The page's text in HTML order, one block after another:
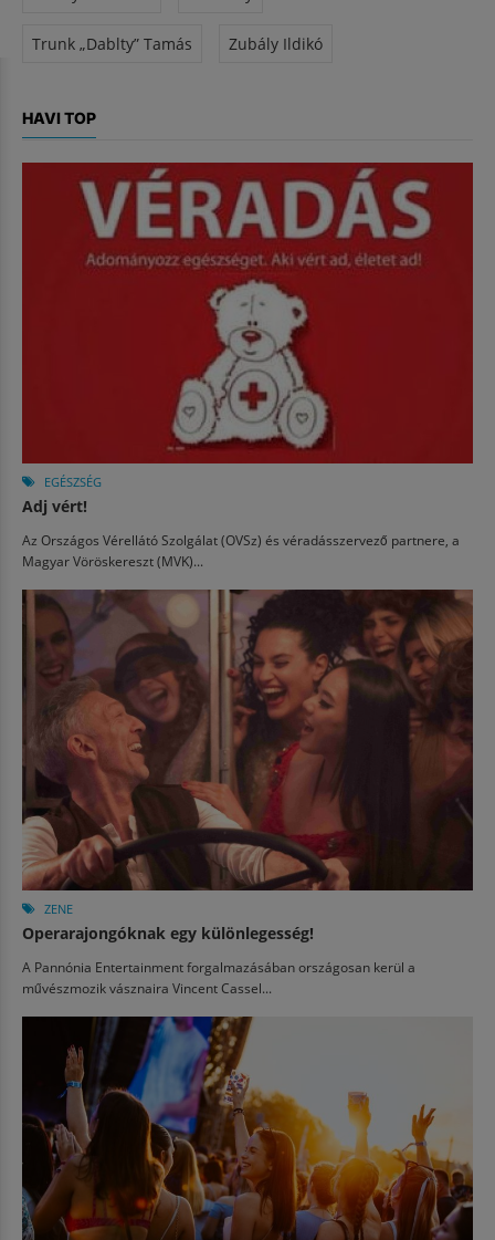
Trunk „Dablty” Tamás Zubály Ildikó
HAVI TOP
EGÉSZSÉG
Adj vért!
Az Országos Vérellátó Szolgálat (OVSz) és véradásszervező partnere, a
Magyar Vöröskereszt (MVK)...
ZENE
Operarajongóknak egy különlegesség!
A Pannónia Entertainment forgalmazásában országosan kerül a
művészmozik vásznaira Vincent Cassel...